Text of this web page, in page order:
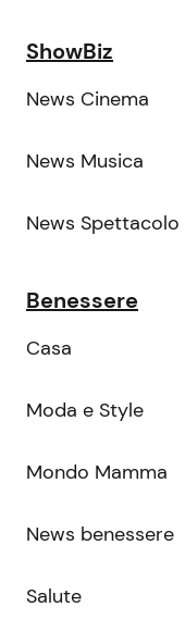
ShowBiz
News Cinema
News Musica
News Spettacolo
Benessere
Casa
Moda e Style
Mondo Mamma
News benessere
Salute